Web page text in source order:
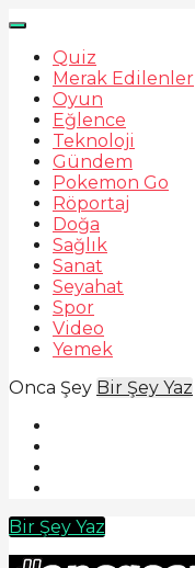
Quiz
Merak Edilenler
Oyun
Eğlence
Teknoloji
Gündem
Pokemon Go
Röportaj
Doğa
Sağlık
Sanat
Seyahat
Spor
Video
Yemek
Onca Şey Bir Şey Yaz
Bir Şey Yaz